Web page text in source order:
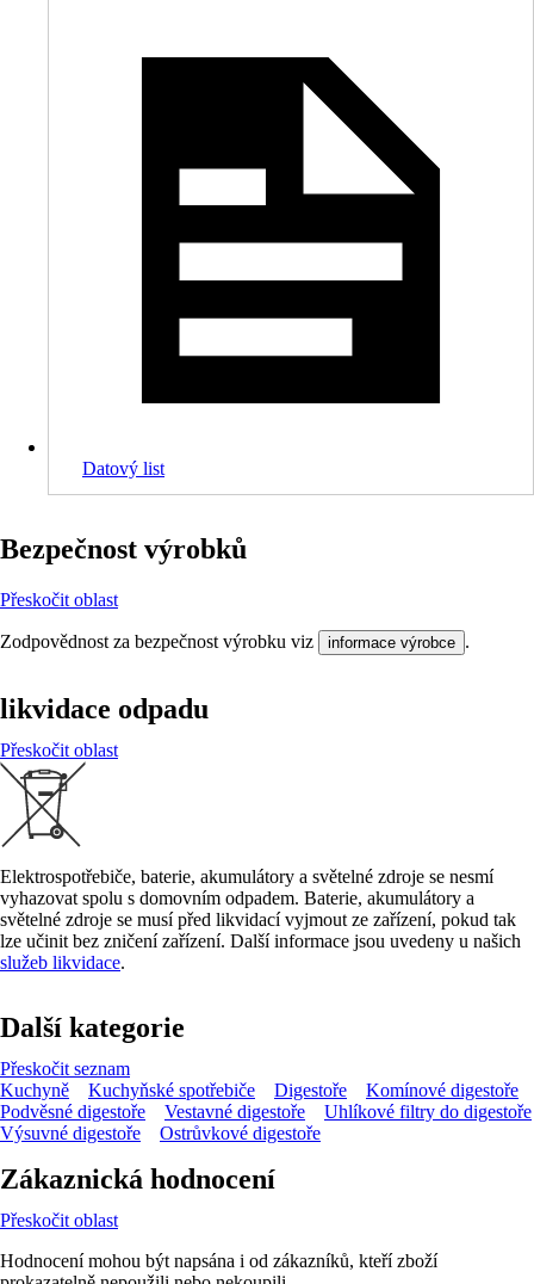
Datový list
Bezpečnost výrobků
Přeskočit oblast
Zodpovědnost za bezpečnost výrobku viz informace výrobce .
likvidace odpadu
Přeskočit oblast
Elektrospotřebiče, baterie, akumulátory a světelné zdroje se nesmí
vyhazovat spolu s domovním odpadem. Baterie, akumulátory a
světelné zdroje se musí před likvidací vyjmout ze zařízení, pokud tak
lze učinit bez zničení zařízení. Další informace jsou uvedeny u našich
služeb likvidace.
Další kategorie
Přeskočit seznam
Kuchyně
Kuchyňské spotřebiče Digestoře
Komínové digestoře
Podvěsné digestoře
Vestavné digestoře
Uhlíkové filtry do digestoře
Výsuvné digestoře
Ostrůvkové digestoře
Zákaznická hodnocení
Přeskočit oblast
Hodnocení mohou být napsána i od zákazníků, kteří zboží